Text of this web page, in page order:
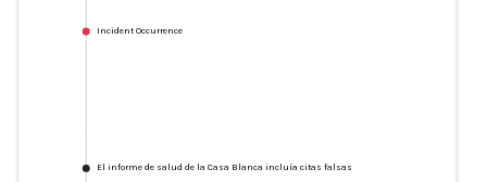
Incident Occurrence
El informe de salud de la Casa Blanca incluía citas falsas